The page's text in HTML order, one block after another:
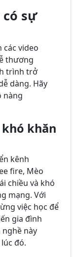
có sự
các video
thương
trình trở
dàng. Hãy
nàng
khăn
kênh
fire, Mèo
chiều và khó
mạng. Với
việc học để
gia đình
này
đó.